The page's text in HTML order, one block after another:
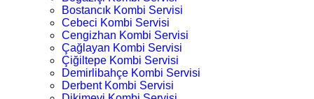
Bostancık Kombi Servisi
Cebeci Kombi Servisi
Cengizhan Kombi Servisi
Çağlayan Kombi Servisi
Çiğiltepe Kombi Servisi
Demirlibahçe Kombi Servisi
Derbent Kombi Servisi